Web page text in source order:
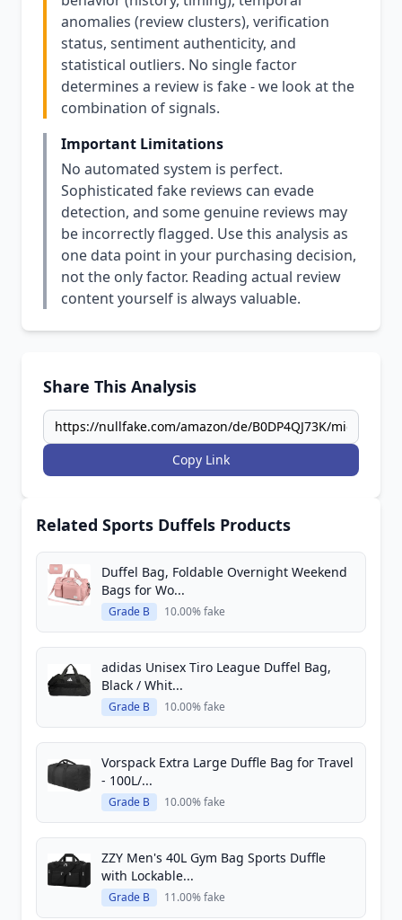
anomalies (review clusters), verification
status, sentiment authenticity, and
statistical outliers. No single factor
determines a review is fake - we look at the
combination of signals.
Important Limitations
No automated system is perfect.
Sophisticated fake reviews can evade
detection, and some genuine reviews may
be incorrectly flagged. Use this analysis as
one data point in your purchasing decision,
not the only factor. Reading actual review
content yourself is always valuable.
Share This Analysis
Copy Link
Related Sports Duffels Products
Duffel Bag, Foldable Overnight Weekend
Bags for Wo...
Grade B 10.00% fake
adidas Unisex Tiro League Duffel Bag,
Black / Whit...
Grade B 10.00% fake
Vorspack Extra Large Duffle Bag for Travel
- 100L/...
Grade B 10.00% fake
ZZY Men's 40L Gym Bag Sports Duffle
with Lockable...
Grade B 11.00% fake